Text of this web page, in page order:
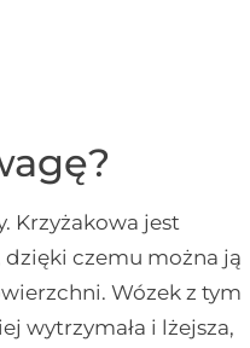
Krzyżakowa jest
dzięki czemu można ją
Wózek z tym
wytrzymała i lżejsza,